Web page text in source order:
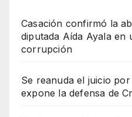
Casación confirmó la
diputada Aída Ayala
corrupción
Se reanuda el juicio
expone la defensa de